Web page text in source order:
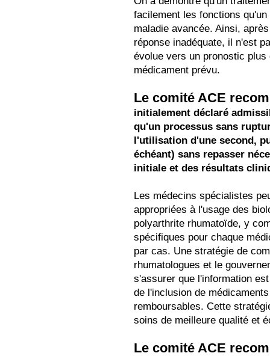
facilement les fonctions
maladie avancée. Ainsi,
réponse inadéquate, il n'est
évolue vers un pronostic
médicament prévu.
Le comité ACE
initialement déclaré
qu'un processus sans
l'utilisation d'une second,
échéant) sans repasser
initiale et des résultats
Les médecins spécialistes
appropriées à l'usage des
polyarthrite rhumatoïde, y
spécifiques pour chaque
par cas. Une stratégie de
rhumatologues et le
s'assurer que l'information
de l'inclusion de
remboursables. Cette
soins de meilleure qualité et
Le comité ACE